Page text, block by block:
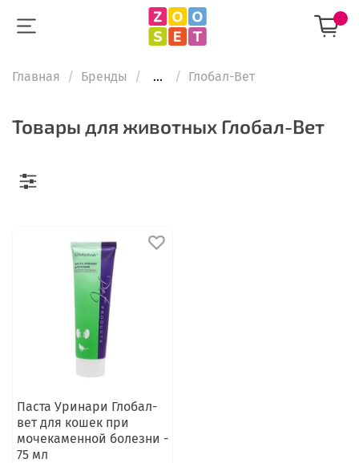
Главная Бренды ... Глобал-Вет
Товары для животных Глобал-Вет
Паста Уринари Глобал-
вет для кошек при
мочекаменной болезни -
75 мл